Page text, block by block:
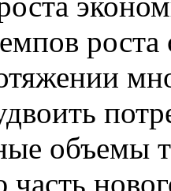
объемы
часть